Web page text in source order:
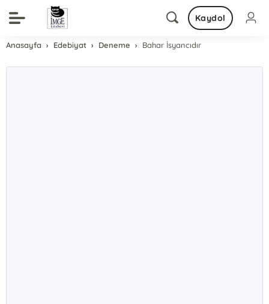
Kaydol
Anasayfa Edebiyat Deneme Bahar İsyancıdır